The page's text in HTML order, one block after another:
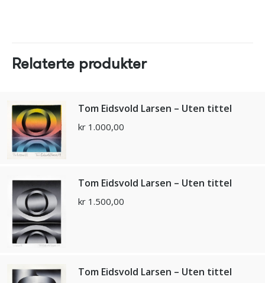
Relaterte produkter
Tom Eidsvold Larsen – Uten tittel
kr 1.000,00
Tom Eidsvold Larsen – Uten tittel
kr 1.500,00
Tom Eidsvold Larsen – Uten tittel